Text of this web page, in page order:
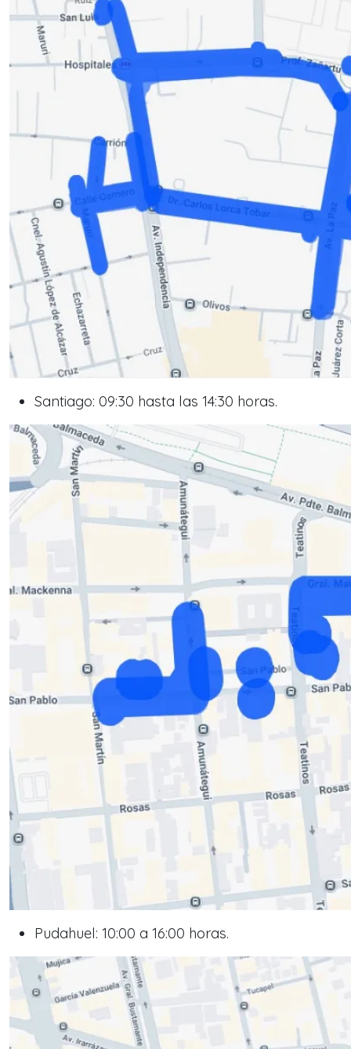
Santiago: 09:30 hasta las 14:30 horas.
Pudahuel: 10:00 a 16:00 horas.